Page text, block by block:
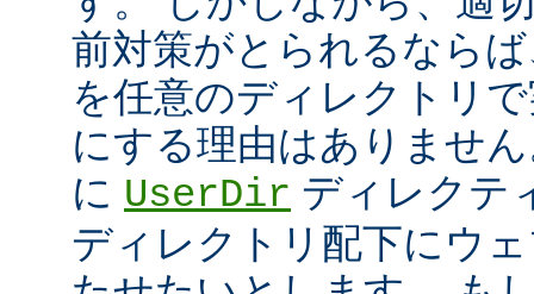
前対策がとられるなら
を任意のディレクトリ
にする理由はありませ
に UserDir ディレクテ
ディレクトリ配下にウ